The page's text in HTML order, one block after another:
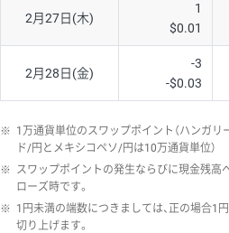
2月27日(木)
1
$0.01
2月28日(金)
-3
-$0.03
※ 1万通貨単位のスワップポイント（ハンガ
ド/円とメキシコペソ/円は10万通貨単位）
※ スワップポイントの発生ならびに現金残高
ローズ時です。
※ 1円未満の端数につきましては、正の場合1
切り上げます。